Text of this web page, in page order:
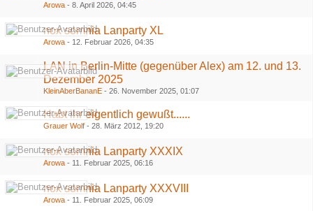
Arowa - 8. April 2026, 04:45
nox somnia Lanparty XL
Arowa - 12. Februar 2026, 04:35
LAN in Berlin-Mitte (gegenüber Alex) am 12. und 13.
Dezember 2025
KleinAberBananE - 26. November 2025, 01:07
Habt ihr eigentlich gewußt......
Grauer Wolf - 28. März 2012, 19:20
nox somnia Lanparty XXXIX
Arowa - 11. Februar 2025, 06:16
nox somnia Lanparty XXXVIII
Arowa - 11. Februar 2025, 06:09